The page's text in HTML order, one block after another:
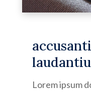
Lorem ipsum